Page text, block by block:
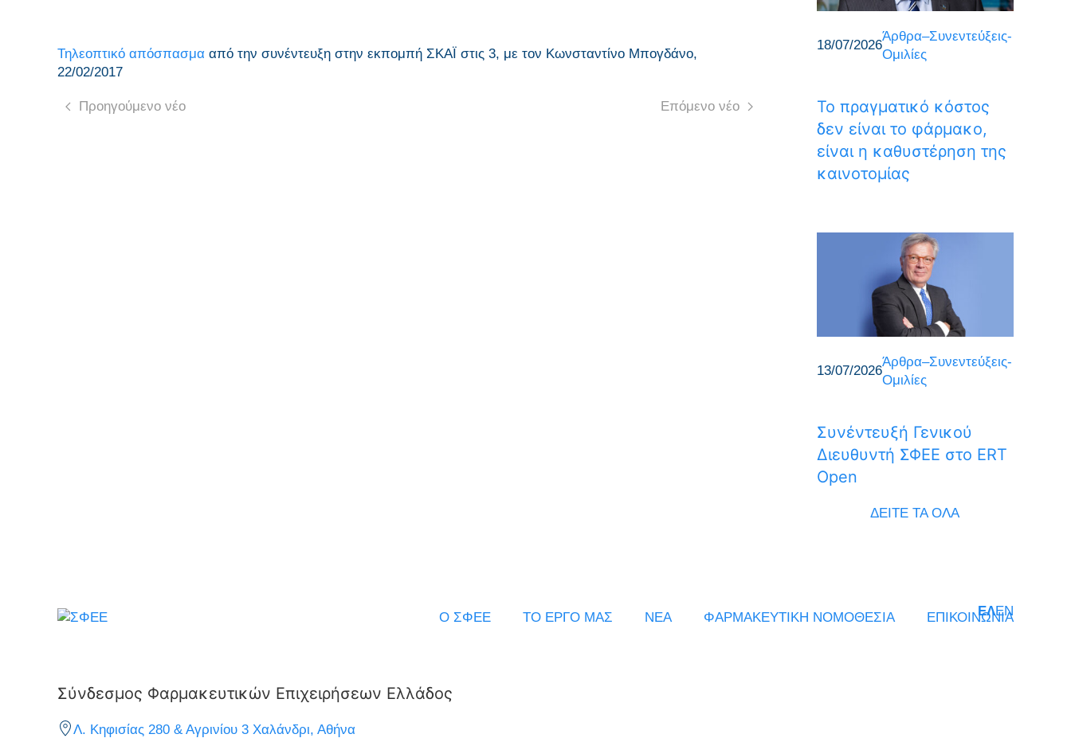
Τηλεοπτικό απόσπασμα από την συνέντευξη στην εκπομπή ΣΚΑΪ στις 3, με τον Κωνσταντίνο Μπογδάνο,
22/02/2017
Προηγούμενο νέο Επόμενο νέο
18/07/2026
Άρθρα–Συνεντεύξεις-
Ομιλίες
Το πραγματικό κόστος
δεν είναι το φάρμακο,
είναι η καθυστέρηση της
καινοτομίας
13/07/2026
Άρθρα–Συνεντεύξεις-
Ομιλίες
Συνέντευξή Γενικού
Διευθυντή ΣΦΕΕ στο ERT
Open
ΔΕΙΤΕ ΤΑ ΟΛΑ
ΕΛEN
Ο ΣΦΕΕ ΤΟ ΕΡΓΟ ΜΑΣ ΝΕΑ ΦΑΡΜΑΚΕΥΤΙΚΗ ΝΟΜΟΘΕΣΙΑ ΕΠΙΚΟΙΝΩΝΙΑ
Σύνδεσμος Φαρμακευτικών Επιχειρήσεων Ελλάδος
Λ. Κηφισίας 280 & Αγρινίου 3 Χαλάνδρι, Αθήνα